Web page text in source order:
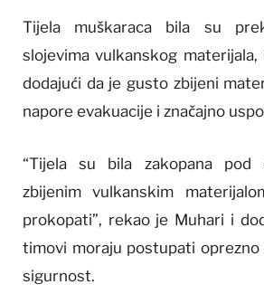
Tijela muškaraca bila su
slojevima vulkanskog
dodajući da je gusto zbijeni
napore evakuacije i značajno
“Tijela su bila zakopana pod
zbijenim vulkanskim
prokopati”, rekao je Muhari i
timovi moraju postupati oprezno
sigurnost.